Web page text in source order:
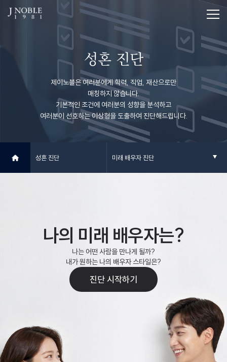
성혼 진단
제이노블은 여러분에게 학력, 직업, 재산으로만
매칭하지 않습니다.
기본적인 조건에 여러분의 성향을 분석하고
여러분이 선호하는 이상형을 도출하여 진단해드립니다.
성혼 진단 미래 배우자 진단
나의 미래 배우자는?
나는 어떤 사람을 만나게 될까?
내가 원하는 나의 배우자 스타일은?
진단 시작하기